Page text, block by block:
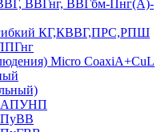
ВВГнг, ВВГбм-Пнг(А)-
гибкий КГ,КВВГ,ПРС,РПШ
Micro CoaxiA+CuL
АПУНП
ПуВВ